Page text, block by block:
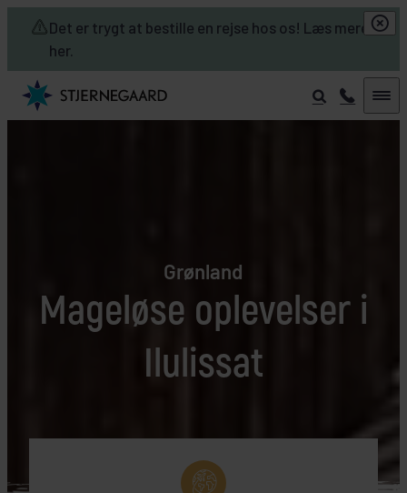
Det er trygt at bestille en rejse hos os! Læs mere
her.
Skip to main content
Grønland
Mageløse oplevelser i
Ilulissat